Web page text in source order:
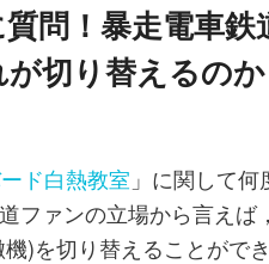
問！暴走電車鉄
切り替えるの
ド白熱教室 」に関して
ファンの立場から言えば
)を切り替えることがで